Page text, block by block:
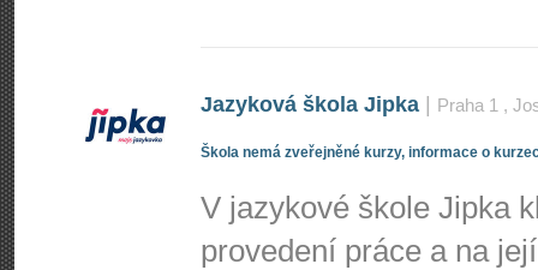
Jazyková škola Jipka Praha 1 ,
Škola nemá zveřejněné kurzy, informace o
V jazykové škole Jipka
provedení práce a na